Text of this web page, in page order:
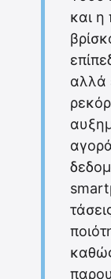
και η
αλλά